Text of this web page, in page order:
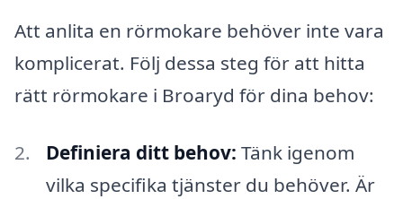
Att anlita en rörmokare behöver inte vara
komplicerat. Följ dessa steg för att hitta
rätt rörmokare i Broaryd för dina behov:
Definiera ditt behov: Tänk igenom
vilka specifika tjänster du behöver. Är